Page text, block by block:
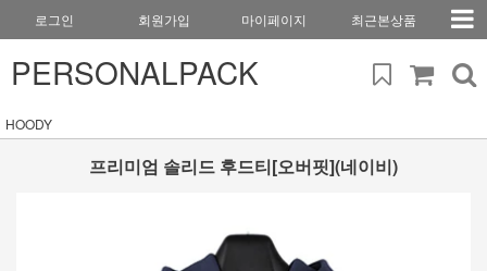
로그인 회원가입 마이페이지 최근본상품
PERSONALPACK
HOODY
프리미엄 솔리드 후드티[오버핏](네이비)